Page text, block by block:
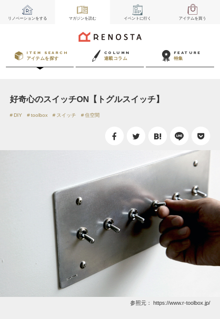
リノベーションをする マガジンを読む イベント に行く アイテムを買う
ITEM SEARCH
アイテムを探す
COLUMN
連載コラム
FEATURE
特集
好奇心のスイッチON【トグルスイッチ】
DIY toolbox スイッチ 住空間
参照元： https://www.r-toolbox.jp/